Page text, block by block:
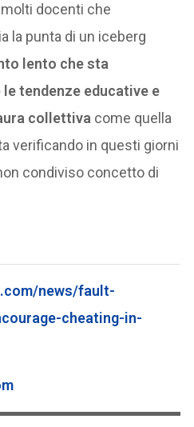
molti docenti che
la punta di un iceberg
lento che sta
tendenze educative e
collettiva come quella
verificando in questi giorni
condiviso concetto di
news/fault-
cheating-in-